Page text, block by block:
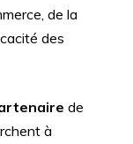
de la
des
de
à